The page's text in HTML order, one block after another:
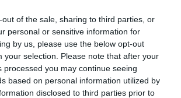
out of the sale, sharing to third parties, or
personal or sensitive information for
by us, please use the below opt-out
your selection. Please note that after your
processed you may continue seeing
based on personal information utilized by
disclosed to third parties prior to